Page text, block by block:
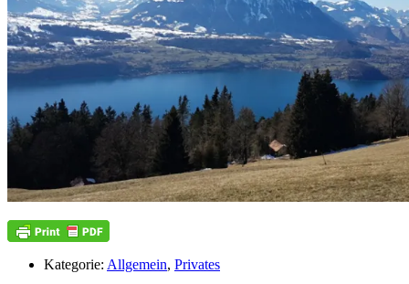
Kategorie: Allgemein, Privates